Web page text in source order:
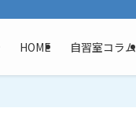
HOME 自習室コラム